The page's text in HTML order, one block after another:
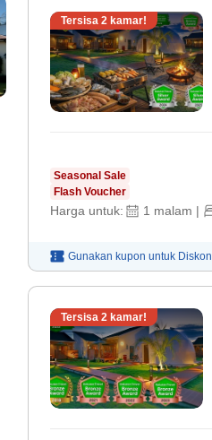
Tersisa 2 kamar!
Seasonal Sale
Flash Voucher
Harga untuk: 1 malam |
Gunakan kupon untuk Diskon
Tersisa 2 kamar!